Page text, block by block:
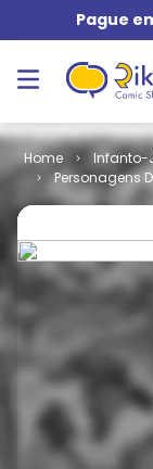
Pague
Infanto-
Personagens